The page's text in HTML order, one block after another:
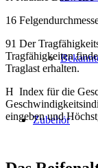
Zubehör
16
91 Der
Tragfähigkeiten
Traglast erhalten.
H Index für die
eingeben und